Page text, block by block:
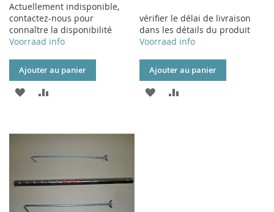
Actuellement indisponible,
contactez-nous pour
connaître la disponibilité
Voorraad info
Ajouter au panier
AJOUTER
MA
LISTE
D’ENVIE
COMPARATEUR
vérifier le délai de livraison
dans les détails du produit
Voorraad info
Ajouter au panier
AJOUTER